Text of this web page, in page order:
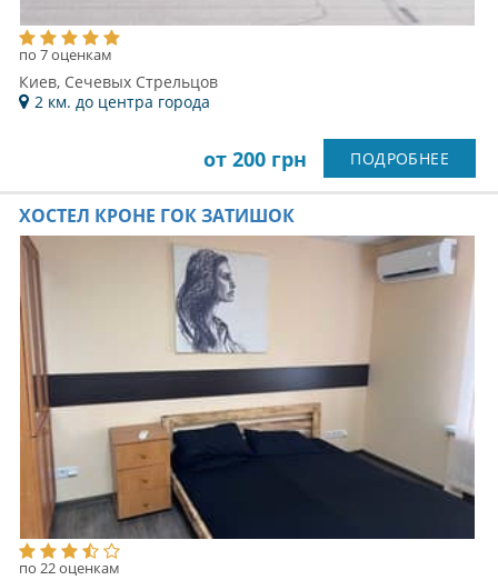
по 7 оценкам
Киев, Сечевых Стрельцов
2 км. до центра города
от 200 грн ПОДРОБНЕЕ
ХОСТЕЛ КРОНЕ ГОК ЗАТИШОК
по 22 оценкам